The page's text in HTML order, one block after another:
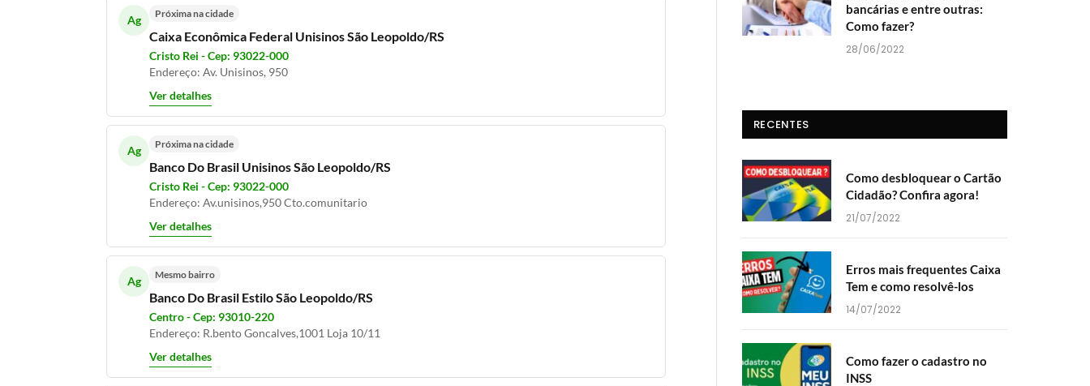
Ag Próxima na cidade
Caixa Econômica Federal Unisinos São Leopoldo/RS
Cristo Rei - Cep: 93022-000
Endereço: Av. Unisinos, 950
Ver detalhes
Ag Próxima na cidade
Banco Do Brasil Unisinos São Leopoldo/RS
Cristo Rei - Cep: 93022-000
Endereço: Av.unisinos,950 Cto.comunitario
Ver detalhes
Ag Mesmo bairro
Banco Do Brasil Estilo São Leopoldo/RS
Centro - Cep: 93010-220
Endereço: R.bento Goncalves,1001 Loja 10/11
Ver detalhes
bancárias e entre outras:
Como fazer?
28/06/2022
RECENTES
Como desbloquear o Cartão
Cidadão? Confira agora!
21/07/2022
Erros mais frequentes Caixa
Tem e como resolvê-los
14/07/2022
Como fazer o cadastro no
INSS